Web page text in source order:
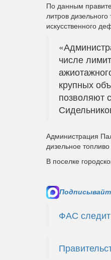
По данным
литров
искусственного
числе
крупных
позволяют
Администрация
дизельное
В поселке
ФАС следит